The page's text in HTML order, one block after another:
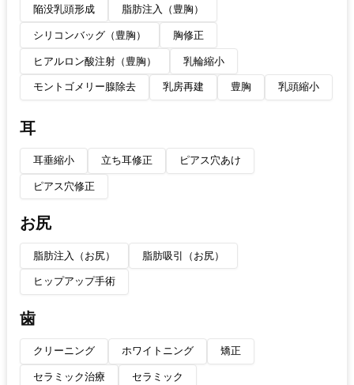
陥没乳頭形成 脂肪注入（豊胸）
シリコンバッグ（豊胸） 胸修正
ヒアルロン酸注射（豊胸） 乳輪縮小
モントゴメリー腺除去 乳房再建 豊胸 乳頭縮小
耳
耳垂縮小 立ち耳修正 ピアス穴あけ
ピアス穴修正
お尻
脂肪注入（お尻） 脂肪吸引（お尻）
ヒップアップ手術
歯
クリーニング ホワイトニング 矯正
セラミック治療 セラミック